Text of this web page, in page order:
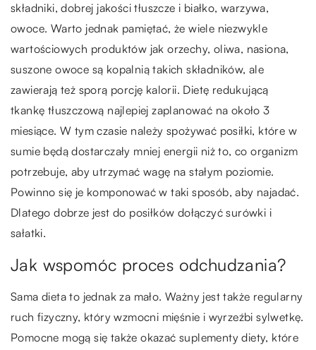
składniki, dobrej jakości tłuszcze i białko, warzywa,
owoce. Warto jednak pamiętać, że wiele niezwykle
wartościowych produktów jak orzechy, oliwa, nasiona,
suszone owoce są kopalnią takich składników, ale
zawierają też sporą porcję kalorii. Dietę redukującą
tkankę tłuszczową najlepiej zaplanować na około 3
miesiące. W tym czasie należy spożywać posiłki, które w
sumie będą dostarczały mniej energii niż to, co organizm
potrzebuje, aby utrzymać wagę na stałym poziomie.
Powinno się je komponować w taki sposób, aby najadać.
Dlatego dobrze jest do posiłków dołączyć surówki i
sałatki.
Jak wspomóc proces odchudzania?
Sama dieta to jednak za mało. Ważny jest także regularny
ruch fizyczny, który wzmocni mięśnie i wyrzeźbi sylwetkę.
Pomocne mogą się także okazać suplementy diety, które